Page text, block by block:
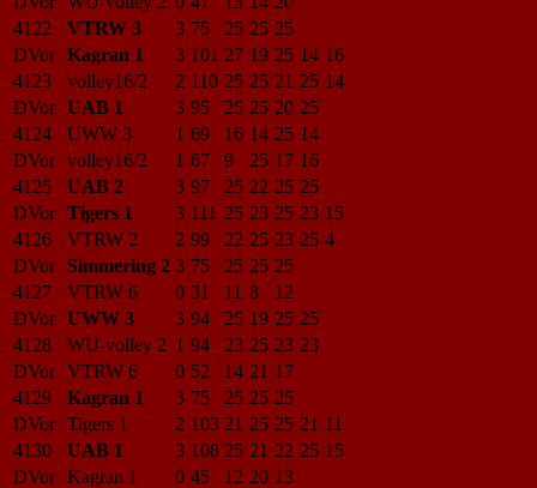
4122
VTRW 3 3 75 25 25 25
DVor Kagran 1 3 101 27 19 25 14 16
4123
volley16/2 2 110 25 25 21 25 14
DVor UAB 1 3 95 25 25 20 25
4124
UWW 3 1 69 16 14 25 14
DVor volley16/2 1 67 9 25 17 16
4125
UAB 2 3 97 25 22 25 25
DVor Tigers 1 3 111 25 23 25 23 15
4126
VTRW 2 2 99 22 25 23 25 4
DVor
Simmering 2 3 75 25 25 25
4127
VTRW 6 0 31 11 8
12
DVor UWW 3 3 94 25 19 25 25
4128
WU-volley 2 1 94 23 25 23 23
DVor VTRW 6 0 52 14 21 17
4129
Kagran 1 3 75 25 25 25
DVor Tigers 1 2 103 21 25 25 21 11
4130
UAB 1 3 108 25 21 22 25 15
DVor Kagran 1 0 45 12 20 13